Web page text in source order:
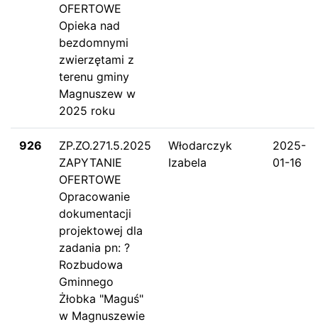
OFERTOWE
Opieka nad
bezdomnymi
zwierzętami z
terenu gminy
Magnuszew w
2025 roku
926
ZP.ZO.271.5.2025
ZAPYTANIE
OFERTOWE
Opracowanie
dokumentacji
projektowej dla
zadania pn: ?
Rozbudowa
Gminnego
Żłobka "Maguś"
w Magnuszewie
Włodarczyk
Izabela
2025-
01-16